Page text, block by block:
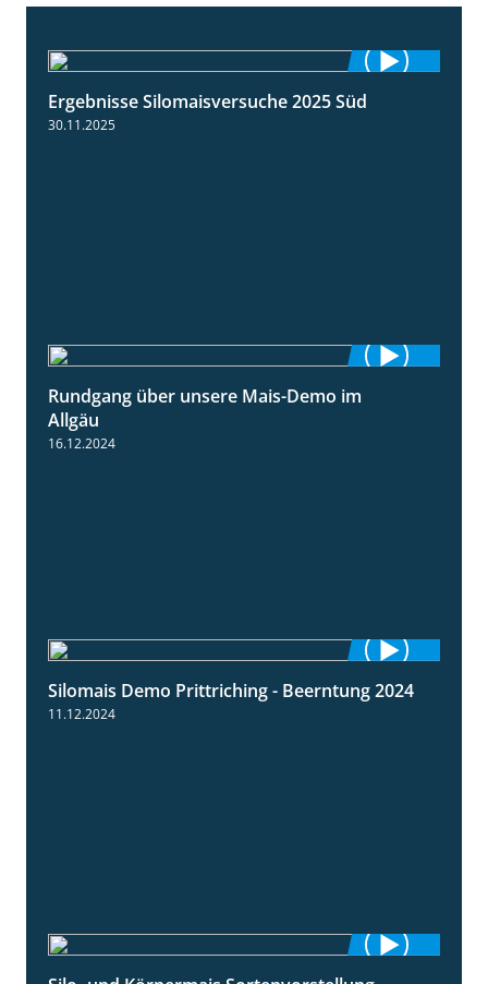
Ergebnisse Silomaisversuche 2025 Süd
30.11.2025
Rundgang über unsere Mais-Demo im
Allgäu
16.12.2024
12:28
Silomais Demo Prittriching - Beerntung 2024
11.12.2024